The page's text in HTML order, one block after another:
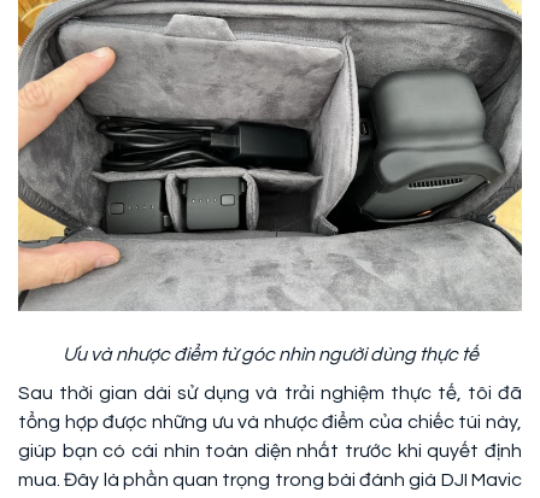
Ưu và nhược điểm từ góc nhìn người dùng thực tế
Sau thời gian dài sử dụng và trải nghiệm thực tế, tôi đã
tổng hợp được những ưu và nhược điểm của chiếc túi này,
giúp bạn có cái nhìn toàn diện nhất trước khi quyết định
mua. Đây là phần quan trọng trong bài đánh giá DJI Mavic